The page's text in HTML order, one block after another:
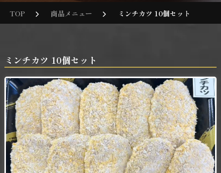
TOP 商品メニュー ミンチカツ 10個セット
ミンチカツ 10個セット